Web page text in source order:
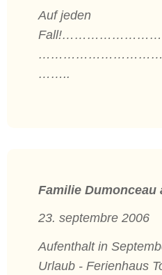
Auf jeden
……..
Familie Dumonceau
23. septembre 2006
Aufenthalt in
Urlaub - Ferienhaus